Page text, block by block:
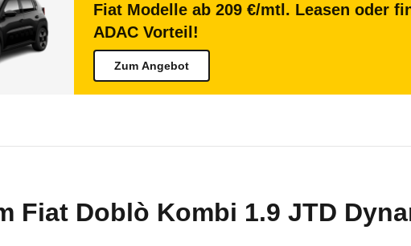
Fiat Modelle ab 209 €/mtl. Leasen oder
ADAC Vorteil!
Zum Angebot
Fiat Doblò Kombi 1.9 JTD